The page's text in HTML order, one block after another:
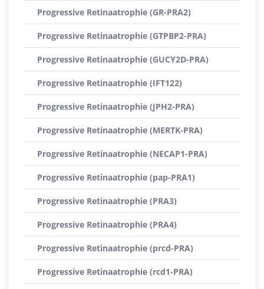
Progressive Retinaatrophie (GR-PRA2)
Progressive Retinaatrophie (GTPBP2-PRA)
Progressive Retinaatrophie (GUCY2D-PRA)
Progressive Retinaatrophie (IFT122)
Progressive Retinaatrophie (JPH2-PRA)
Progressive Retinaatrophie (MERTK-PRA)
Progressive Retinaatrophie (NECAP1-PRA)
Progressive Retinaatrophie (pap-PRA1)
Progressive Retinaatrophie (PRA3)
Progressive Retinaatrophie (PRA4)
Progressive Retinaatrophie (prcd-PRA)
Progressive Retinaatrophie (rcd1-PRA)